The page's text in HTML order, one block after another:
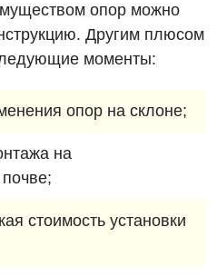
опор можно
Другим плюсом
моменты:
опор на склоне;
на
стоимость установки